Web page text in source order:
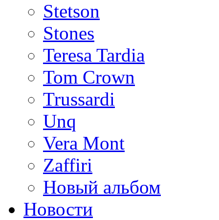
Stetson
Stones
Teresa Tardia
Tom Crown
Trussardi
Unq
Vera Mont
Zaffiri
Новый альбом
Новости